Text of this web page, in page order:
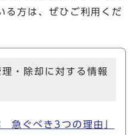
る方は、ぜひご利用くだ
・除却に対する情報
急ぐべき3つの理由」